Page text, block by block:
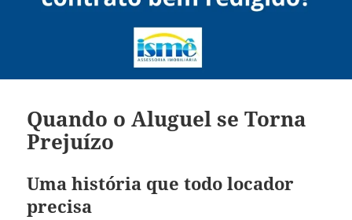
Quando o Aluguel se Torna
Prejuízo
Uma história que todo locador
precisa